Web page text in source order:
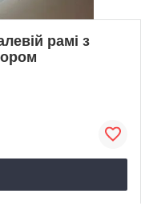
рамі з